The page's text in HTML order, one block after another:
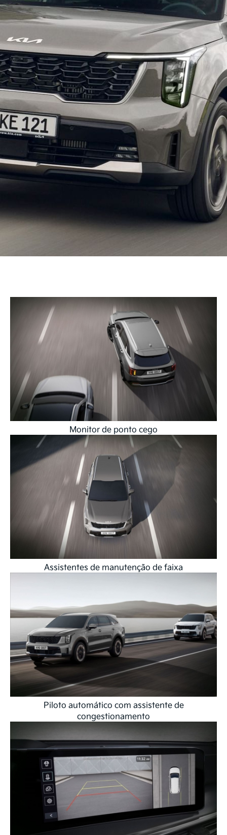
Monitor de ponto cego
Assistentes de manutenção de faixa
Piloto automático com assistente de
congestionamento